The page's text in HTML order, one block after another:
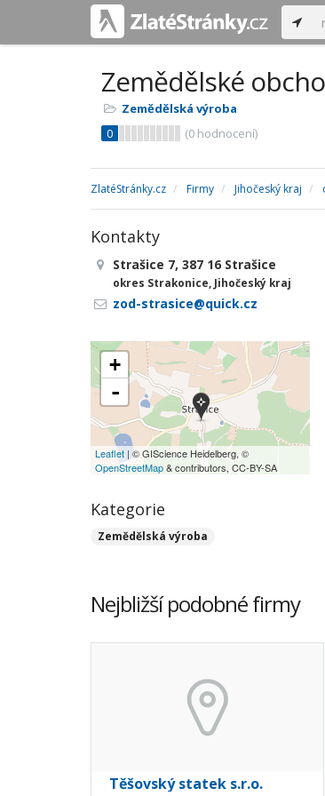
Zemědělské
Zemědělská výroba
0
(0 hodnocení)
ZlatéStránky.cz Firmy Jihočeský kraj
Kontakty
Strašice 7, 387 16 Strašice
okres Strakonice, Jihočeský kraj
zod-strasice@quick.cz
+
-
Leaflet | © GIScience Heidelberg, ©
OpenStreetMap& contributors, CC-BY-SA
Kategorie
Zemědělská výroba
Nejbližší podobné firmy
Těšovský statek s.r.o.